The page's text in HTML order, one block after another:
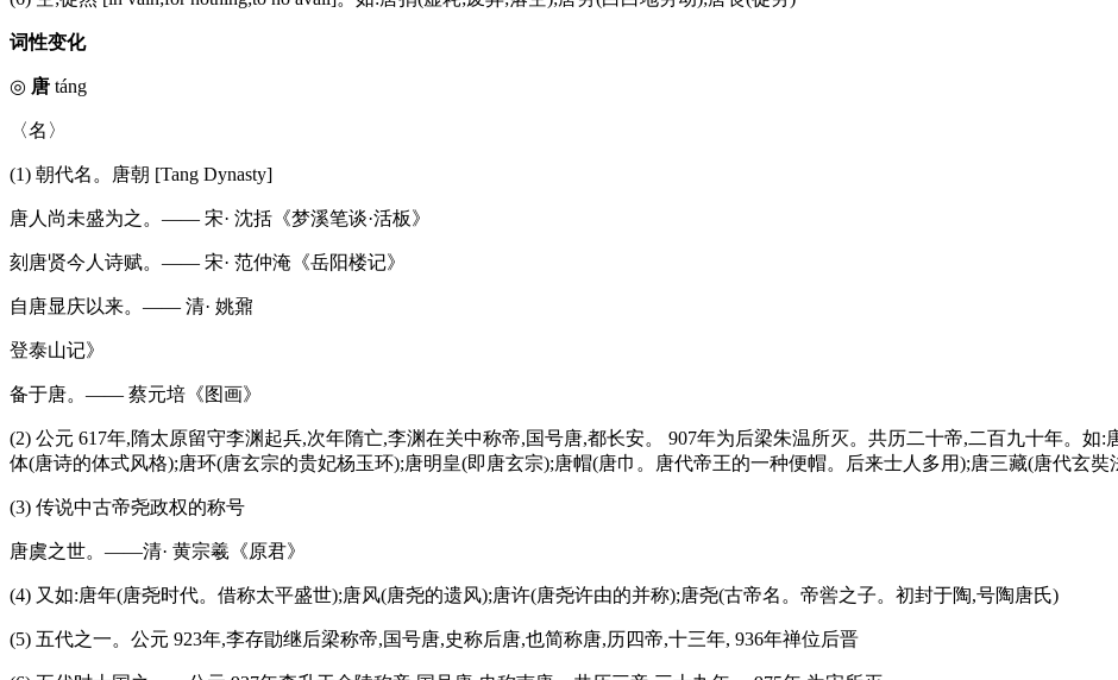
词性变化
◎ 唐 táng
〈名〉
(1) 朝代名。唐朝 [Tang Dynasty]
唐人尚未盛为之。—— 宋· 沈括《梦溪笔谈·活板》
刻唐贤今人诗赋。—— 宋· 范仲淹《岳阳楼记》
自唐显庆以来。—— 清· 姚鼐
登泰山记》
备于唐。—— 蔡元培《图画》
(2) 公元 617年,隋太原留守李渊起兵,次年隋亡,李渊在关中称帝,国号唐,都长安。 907年为后梁朱温所灭。共历二十帝,二百九十年。
体(唐诗的体式风格);唐环(唐玄宗的贵妃杨玉环);唐明皇(即唐玄宗);唐帽(唐巾。唐代帝王的一种便帽。后来士人多用);唐三藏(唐代玄奘
(3) 传说中古帝尧政权的称号
唐虞之世。——清· 黄宗羲《原君》
(4) 又如:唐年(唐尧时代。借称太平盛世);唐风(唐尧的遗风);唐许(唐尧许由的并称);唐尧(古帝名。帝喾之子。初封于陶,号陶唐氏)
(5) 五代之一。公元 923年,李存勖继后梁称帝,国号唐,史称后唐,也简称唐,历四帝,十三年, 936年禅位后晋